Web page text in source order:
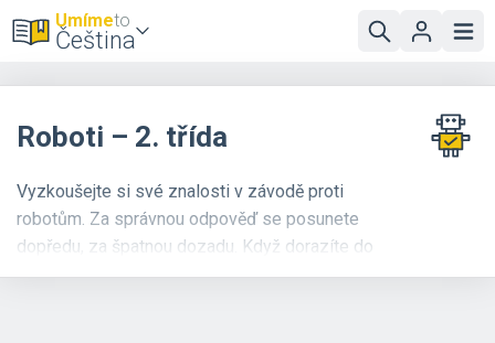
Umímeto
Čeština
Roboti – 2. třída
Vyzkoušejte si své znalosti v závodě proti
robotům. Za správnou odpověď se posunete
dopředu, za špatnou dozadu. Když dorazíte do
cíle dříve než roboti, postoupíte do dalšího levelu,